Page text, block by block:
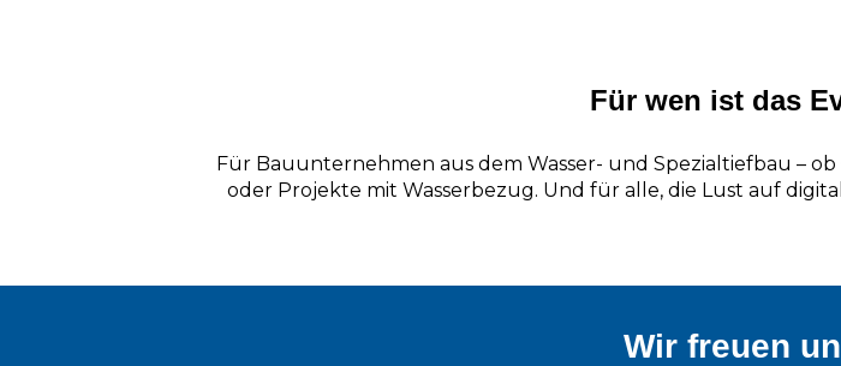
Für wen ist das
Für Bauunternehmen aus dem Wasser- und Spezialtiefbau –
oder Projekte mit Wasserbezug. Und für alle, die Lust auf
Wir freuen